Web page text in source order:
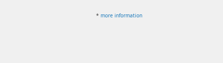
* more information